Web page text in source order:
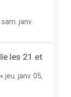
sam. janv.
les 21 et
« jeu. janv. 05,